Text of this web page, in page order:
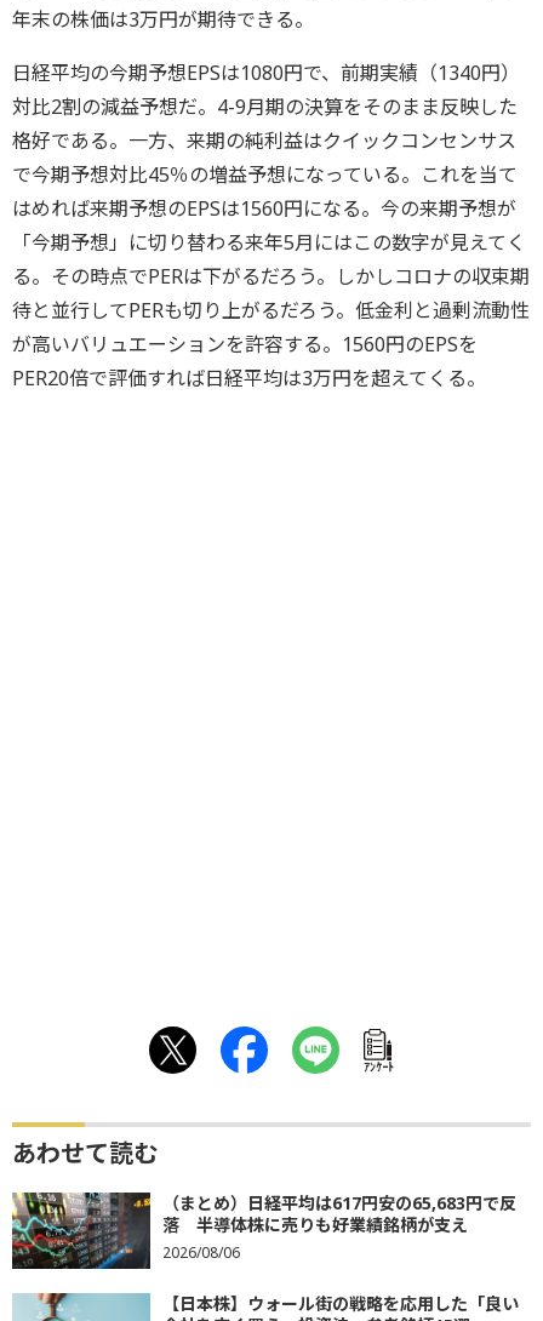
年末の株価は3万円が期待できる。
日経平均の今期予想EPSは1080円で、前期実績（1340円）
対比2割の減益予想だ。4-9月期の決算をそのまま反映した
格好である。一方、来期の純利益はクイックコンセンサス
で今期予想対比45％の増益予想になっている。これを当て
はめれば来期予想のEPSは1560円になる。今の来期予想が
「今期予想」に切り替わる来年5月にはこの数字が見えてく
る。その時点でPERは下がるだろう。しかしコロナの収束期
待と並行してPERも切り上がるだろう。低金利と過剰流動性
が高いバリュエーションを許容する。1560円のEPSを
PER20倍で評価すれば日経平均は3万円を超えてくる。
ｱﾝｹｰﾄ
あわせて読む
（まとめ）日経平均は617円安の65,683円で反
落 半導体株に売りも好業績銘柄が支え
2026/08/06
【日本株】ウォール街の戦略を応用した「良い